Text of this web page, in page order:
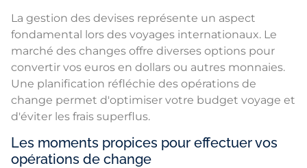
La gestion des devises représente un aspect
fondamental lors des voyages internationaux. Le
marché des changes offre diverses options pour
convertir vos euros en dollars ou autres monnaies.
Une planification réfléchie des opérations de
change permet d'optimiser votre budget voyage et
d'éviter les frais superflus.
Les moments propices pour effectuer vos
opérations de change